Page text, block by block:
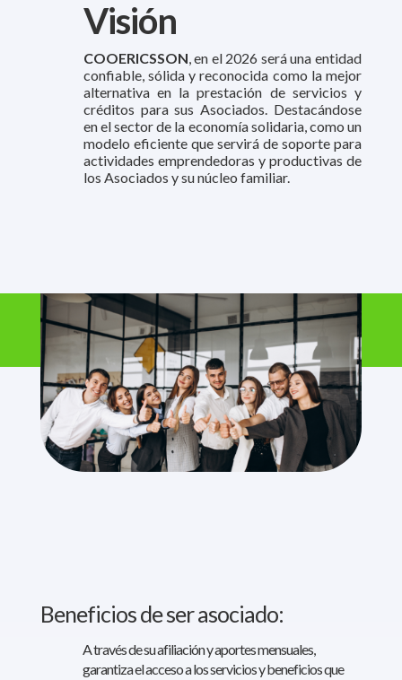
Visión
COOERICSSON, en el 2026 será una entidad
confiable, sólida y reconocida como la mejor
alternativa en la prestación de servicios y
créditos para sus Asociados. Destacándose
en el sector de la economía solidaria, como un
modelo eficiente que servirá de soporte para
actividades emprendedoras y productivas de
los Asociados y su núcleo familiar.
Beneficios de ser asociado:
A través de su afiliación y aportes mensuales,
garantiza el acceso a los servicios y beneficios que